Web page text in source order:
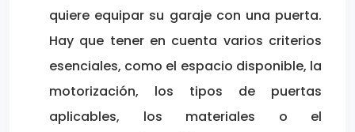
quiere equipar su garaje con una puerta.
Hay que tener en cuenta varios criterios
esenciales, como el espacio disponible, la
motorización, los tipos de puertas
aplicables, los materiales o el